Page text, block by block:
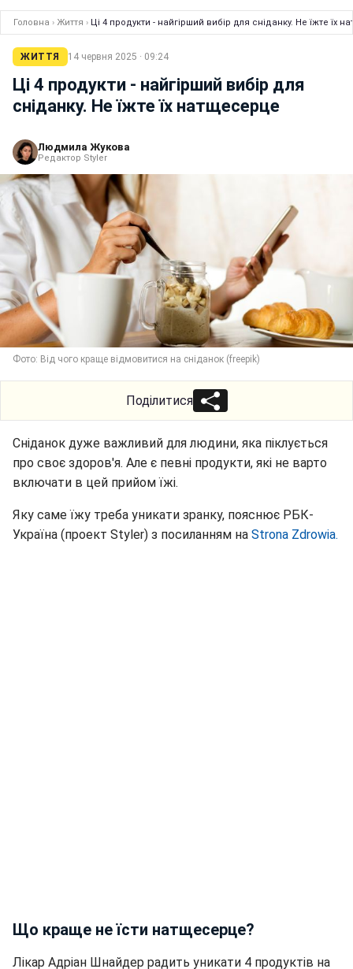
Головна › Життя › Ці 4 продукти - найгірший вибір для сніданку. Не їжте їх
ЖИТТЯ 14 червня 2025 · 09:24
Ці 4 продукти - найгірший вибір для
сніданку. Не їжте їх натщесерце
Людмила Жукова
Редактор Styler
Фото: Від чого краще відмовитися на сніданок (freepik)
Поділитися
Сніданок дуже важливий для людини, яка піклується
про своє здоров'я. Але є певні продукти, які не варто
включати в цей прийом їжі.
Яку саме їжу треба уникати зранку, пояснює РБК-
Україна (проект Styler) з посиланням на Strona Zdrowia.
Що краще не їсти натщесерце?
Лікар Адріан Шнайдер радить уникати 4 продуктів на